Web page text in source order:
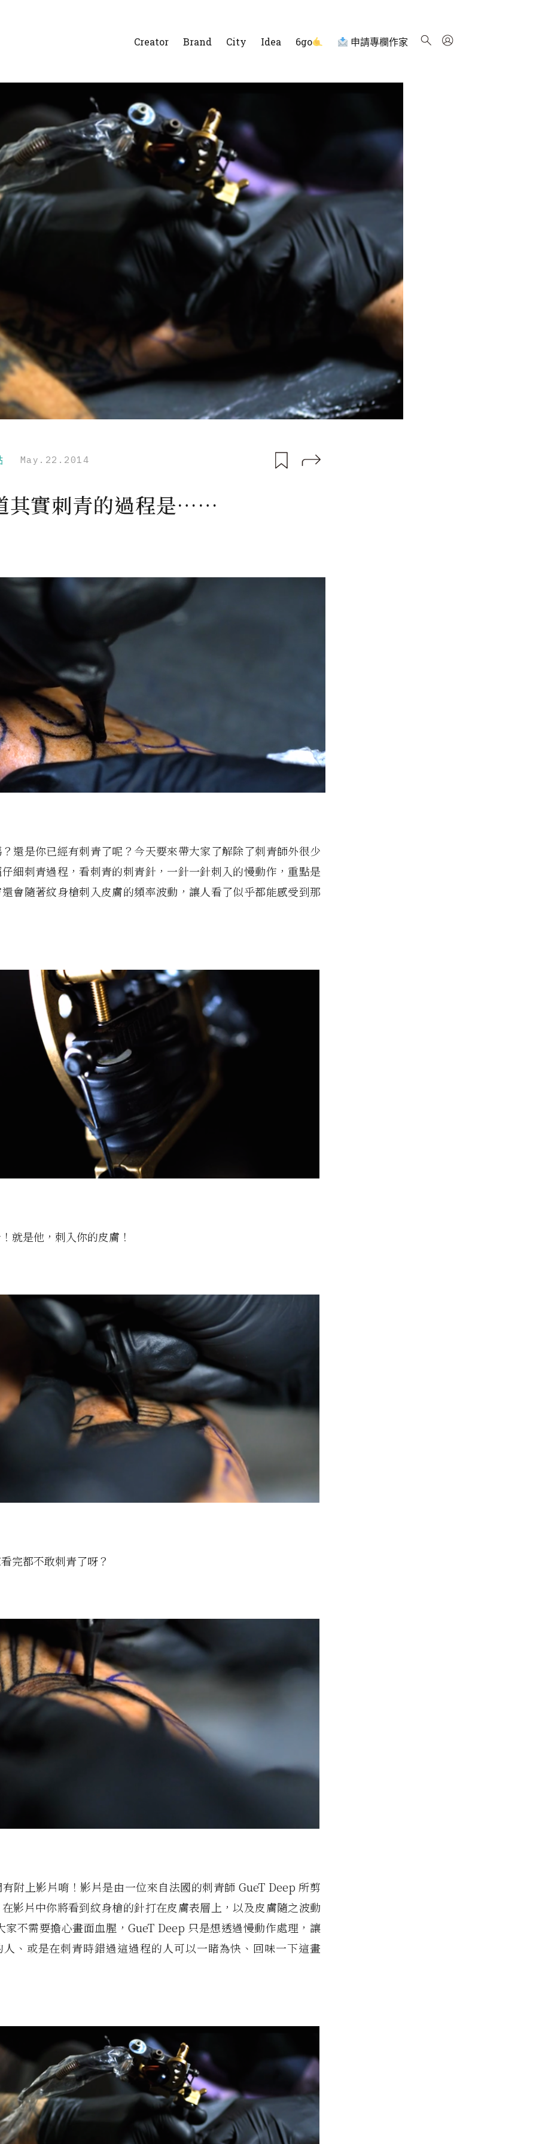
Creator Brand City Idea 6go 申請專欄作家
May.22.2014
其實刺青的過程是……
還是你已經有刺青了呢？今天要來帶大家了解除了刺青師外很少
細刺青過程，看刺青的刺青針，一針一針刺入的慢動作，重點是
會隨著紋身槍刺入皮膚的頻率波動，讓人看了似乎都能感受到那
就是他，刺入你的皮膚！
完都不敢刺青了呀？
附上影片唷！影片是由一位來自法國的刺青師 GueT Deep 所剪
影片中你將看到紋身槍的針打在皮膚表層上，以及皮膚隨之波動
家不需要擔心畫面血腥，GueT Deep 只是想透過慢動作處理，讓
、或是在刺青時錯過這過程的人可以一睹為快、回味一下這畫